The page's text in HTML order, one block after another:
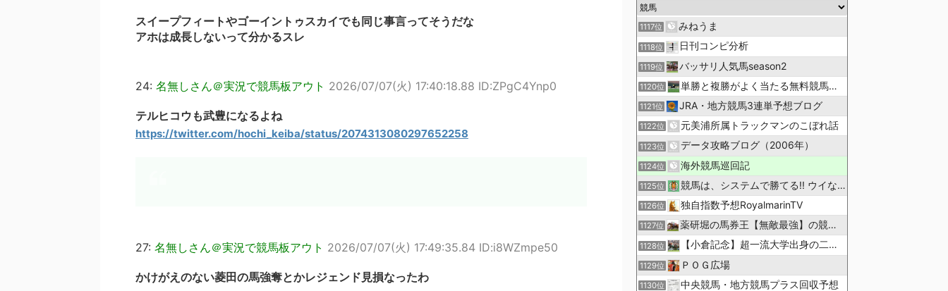
スイープフィートやゴーイントゥスカイでも同じ事言ってそうだな
アホは成長しないって分かるスレ
24: 名無しさん＠実況で競馬板アウト 2026/07/07(火) 17:40:18.88 ID:ZPgC4Ynp0
テルヒコウも武豊になるよね
https://twitter.com/hochi_keiba/status/2074313080297652258
27: 名無しさん＠実況で競馬板アウト 2026/07/07(火) 17:49:35.84 ID:i8WZmpe50
かけがえのない菱田の馬強奪とかレジェンド見損なったわ
1117位 みねうま
1118位 日刊コンピ分析
1119位 バッサリ人気馬season2
1120位 単勝と複勝がよく当たる無料競馬予想ブログ
1121位 JRA・地方競馬3連単予想ブログ
1122位 元美浦所属トラックマンのこぼれ話
1123位 データ攻略ブログ（2006年）
1124位 海外競馬巡回記
1125位 競馬は、システムで勝てる!! ウイなび
1126位 独自指数予想RoyalmarinTV
1127位 薬研堀の馬券王【無敵最強】の競馬予想
1128位 【小倉記念】超一流大学出身の二人で理論競馬
1129位 ＰＯＧ広場
1130位 中央競馬・地方競馬プラス回収予想